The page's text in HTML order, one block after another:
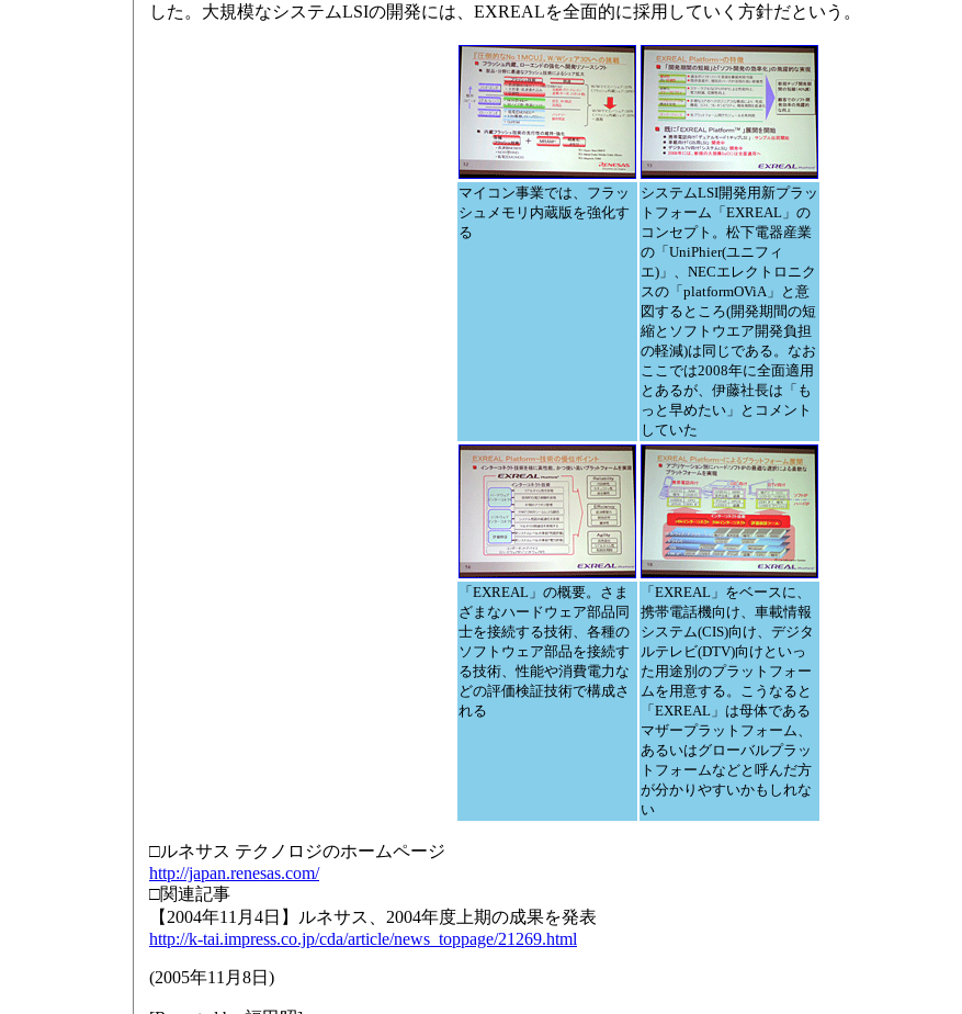
した。大規模なシステムLSIの開発には、EXREALを全面的に採用していく方針だという。
マイコン事業では、フラッ
シュメモリ内蔵版を強化す
る
システムLSI開発用新プラッ
トフォーム「EXREAL」の
コンセプト。松下電器産業
の「UniPhier(ユニフィ
エ)」、NECエレクトロニク
スの「platformOViA」と意
図するところ(開発期間の短
縮とソフトウエア開発負担
の軽減)は同じである。なお
ここでは2008年に全面適用
とあるが、伊藤社長は「も
っと早めたい」とコメント
していた
「EXREAL」の概要。さま
ざまなハードウェア部品同
士を接続する技術、各種の
ソフトウェア部品を接続す
る技術、性能や消費電力な
どの評価検証技術で構成さ
れる
「EXREAL」をベースに、
携帯電話機向け、車載情報
システム(CIS)向け、デジタ
ルテレビ(DTV)向けといっ
た用途別のプラットフォー
ムを用意する。こうなると
「EXREAL」は母体である
マザープラットフォーム、
あるいはグローバルプラッ
トフォームなどと呼んだ方
が分かりやすいかもしれな
い
□ルネサス テクノロジのホームページ
http://japan.renesas.com/
□関連記事
【2004年11月4日】ルネサス、2004年度上期の成果を発表
http://k-tai.impress.co.jp/cda/article/news_toppage/21269.html
(2005年11月8日 )